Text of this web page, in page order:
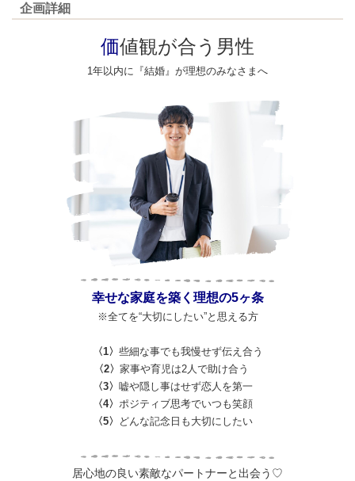
企画詳細
価値観が合う男性
1年以内に『結婚』が理想のみなさまへ
幸せな家庭を築く理想の5ヶ条
※全てを“大切にしたい”と思える方
〈1〉 些細な事でも我慢せず伝え合う
〈2〉 家事や育児は2人で助け合う
〈3〉 嘘や隠し事はせず恋人を第一
〈4〉 ポジティブ思考でいつも笑顔
〈5〉 どんな記念日も大切にしたい
居心地の良い素敵なパートナーと出会う♡